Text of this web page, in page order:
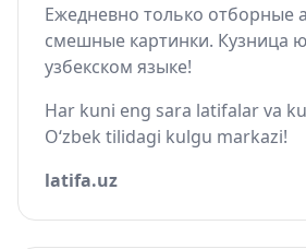
Ежедневно только отборные
смешные картинки. Кузница
узбекском языке!
Har kuni eng sara latifalar va
O‘zbek tilidagi kulgu markazi!
latifa.uz